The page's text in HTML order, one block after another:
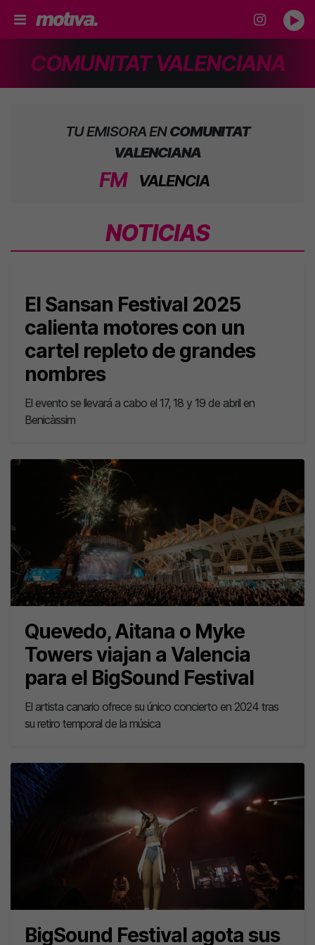
COMUNITAT VALENCIANA
TU EMISORA ENCOMUNITAT
VALENCIANA
FM VALENCIA
NOTICIAS
El Sansan Festival 2025
calienta motores con un
cartel repleto de grandes
nombres
El evento se llevará a cabo el 17, 18 y 19 de abril en
Benicàssim
Quevedo, Aitana o Myke
Towers viajan a Valencia
para el BigSound Festival
El artista canario ofrece su único concierto en 2024 tras
su retiro temporal de la música
BigSound Festival agota sus